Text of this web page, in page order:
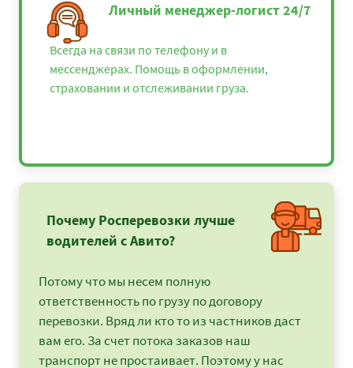
Личный менеджер-логист 24/7
Всегда на связи по телефону и в
мессенджерах. Помощь в оформлении,
страховании и отслеживании груза.
Почему Росперевозки лучше
водителей с Авито?
Потому что мы несем полную
ответственность по грузу по договору
перевозки. Вряд ли кто то из частников даст
вам его. За счет потока заказов наш
транспорт не простаивает. Поэтому у нас